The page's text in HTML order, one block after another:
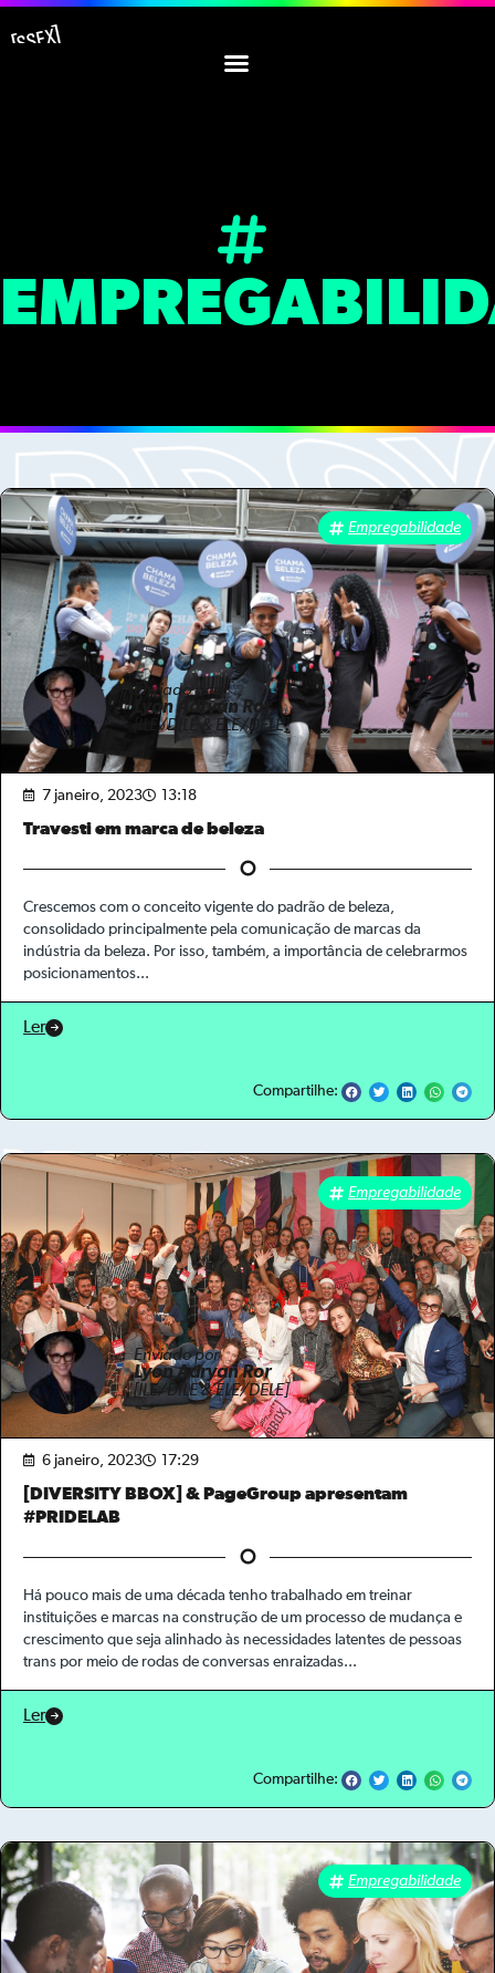
Empregabilidade
Enviado por
Lyon Adryan Ror
[ILE/DILE & ELE/DELE]
7 janeiro, 2023 13:18
Travesti em marca de beleza
Crescemos com o conceito vigente do padrão de beleza,
consolidado principalmente pela comunicação de marcas da
indústria da beleza. Por isso, também, a importância de celebrarmos
posicionamentos...
Ler
Compartilhe:
Empregabilidade
Enviado por
Lyon Adryan Ror
[ILE/DILE & ELE/DELE]
6 janeiro, 2023 17:29
[DIVERSITY BBOX] & PageGroup apresentam
#PRIDELAB
Há pouco mais de uma década tenho trabalhado em treinar
instituições e marcas na construção de um processo de mudança e
crescimento que seja alinhado às necessidades latentes de pessoas
trans por meio de rodas de conversas enraizadas...
Ler
Compartilhe:
Empregabilidade